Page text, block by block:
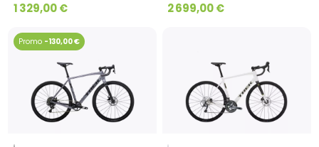
1 329,00 €
2 699,00 €
-130,00 €